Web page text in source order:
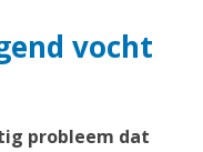
vocht
probleem dat